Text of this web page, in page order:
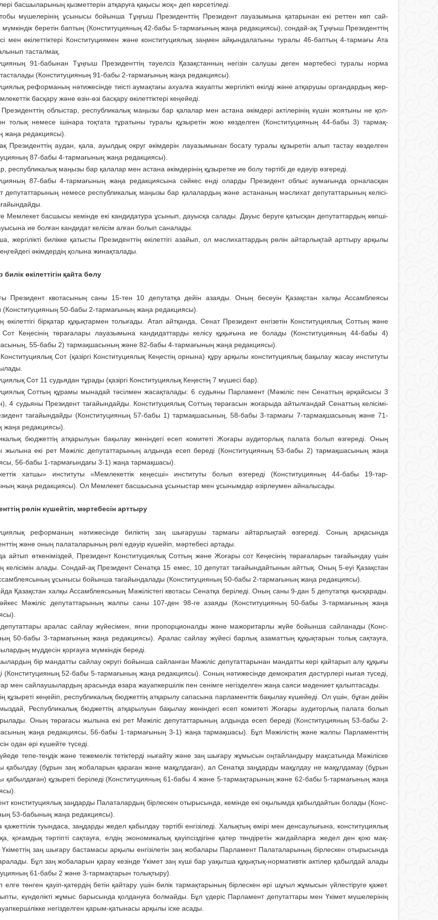
басшы­ларының қызметтерін атқаруға қақысы жоқ» деп көрсетіледі.
мүшелерінің ұсы­нысы бойынша Тұңғыш Пре­зи­денттің Президент лауазымы­на қатарынан екі реттен көп сай­
беретін бап­тың (Конституцияның 42-бабы 5-тармағының жаңа редак­циясы), сондай-ақ Тұңғыш Пре­зи­денттің
мен өкілет­тіктері Конс­титуциямен және конс­титу­циялық заңмен айқында­ла­тыны туралы 46-баптың 4-тармағы Ата
тасталмақ.
91-бабынан Тұңғыш Прези­денттің тәуелсіз Қазақстанның негі­зін салушы деген мәртебесі туралы нор­ма
(Конституция­ның 91-бабы 2-тармағының жаңа редакциясы).
реформаның нәти­жесінде тиісті аумақтағы ахуал­ға жауапты жер­гілікті өкілді және атқарушы орган­дардың жер­
басқару және өзін-өзі басқару өкілеттіктері кеңейеді.
облыстар, рес­пуб­ликалық маңызы бар қалалар мен астана әкімдері актілерінің күшін жоятыны не қол­
толық немесе ішін­ара тоқтата тұратыны тура­лы құзыретін жою көзделген (Конс­титуцияның 44-бабы 3) тармақ­
жаңа редакциясы).
Президенттің аудан, қала, ауылдық округ әкім­дерін лауазымынан босату туралы құзыретін алып тастау көзделген
87-бабы 4-тар­мағының жаңа редакциясы).
республикалық маңызы бар қалалар мен астана әкімдерінің құзыретке ие болу тәртібі де едәуір өзгереді.
87-бабы 4-тармағы­ның жаңа редакциясына сәйкес енді олар­ды Президент облыс аумағында орналас­қан
депутаттарының немесе респуб­ликалық маңызы бар қа­лалардың және астананың мәс­лихат депутаттарының келісі­
Мемлекет басшысы кемінде екі кандидатура ұсы­нып, дауысқа салады. Дауыс беру­ге қатысқан депутаттардың көпші­
ие болған кандидат келісім алған болып саналады.
жергілікті билікке қатыс­ты Президенттің өкілеттігі азайып, ол мәслихаттардың рөлін айтарлықтай арттыру арқылы
әкімдер­дің қолына жинақталады.
билік өкілеттігін қайта бөлу
Президент квота­сы­ның саны 15-тен 10 депутатқа дейін азаяды. Оның бесеуін Қазақстан халқы Ассам­блея­сы
50-бабы 2-тармағының жаңа редакциясы).
өкілеттігі бірқатар құқық­тармен толығады. Атап айтқан­да, Сенат Президент енгізетін Конститу­ция­лық Соттың және
Кеңесі­нің төрағалары лауазымына канди­дат­тарды келісу құқығына ие болады (Конс­титу­цияның 44-бабы 4)
55-бабы 2) тармақшасының және 82-бабы 4-тармағының жаңа редакциясы).
Сот (қазіргі Конституциялық Кеңестің орнына) құру арқылы конституциялық бақылау жасау институты
Сот 11 судьядан тұрады (қазіргі Консти­туциялық Кеңестің 7 мүшесі бар).
Соттың құрамы мы­на­дай тәсілмен жасақ­тала­ды: 6 судьяны Пар­ламент (Мәжі­ліс пен Сенаттың әр­қай­сы­сы 3
4 судьяны Пре­зидент тағайындайды. Консти­ту­ция­­лық Сот­тың төрағасын жоға­ры­­да айтыл­ған­дай Сенат­тың келісі­мі­
таға­­­йын­­дайды (Конс­титуцияның 57-бабы 1) тар­мақшасының, 58-бабы 3-тар­мағы 7-тармақшасының және 71-
жаңа редакциясы).
бюджеттің атқары­луын бақылау жөніндегі есеп комитеті Жоғары аудиторлық палата болып өзгере­ді. Оның
жылына екі рет Мәжіліс депутаттарының алдында есеп береді (Конс­титуцияның 53-бабы 2) тармақ­шасы­ның жаңа
56-бабы 1-тар­мағындағы 3-1) жаңа тармақшасы).
хатшы» инс­титуты «Мемлекеттік кеңесші» инс­титуты болып өзгереді (Конс­титуцияның 44-бабы 19-тар­
жаңа редакциясы). Ол Мемлекет басшысына ұсы­ныстар мен ұсынымдар әзір­леумен айналысады.
рөлін күшейтіп, мәртебесін арттыру
реформаның нәти­жесінде биліктің заң шығару­шы тармағы айтарлықтай өзгереді. Соның арқасында
және оның палаталарының рөлі едәуір күшейіп, мәртебесі артады.
айтып өткеніміздей, Пре­зи­дент Конституциялық Сот­тың және Жоғары сот Кеңесінің төр­ағаларын таға­йын­дау үшін
келісімін ала­ды. Сондай-ақ Президент Сенатқа 15 емес, 10 де­путат тағайындайтынын айт­тық. Оның 5-еуі Қазақстан
ұсынысы бо­йын­­ша тағайын­далады (Конс­ти­туцияның 50-бабы 2-тар­мағының жаңа редакциясы).
Қазақстан халқы Ассам­б­леясының Мәжілістегі кво­тасы Сенатқа беріледі. Оның саны 9-дан 5 депу­татқа қысқа­рады.
Мәжіліс депутат­тары­­ның жалпы саны 107-ден 98-ге азаяды (Конституцияның 50-бабы 3-тармағының жаңа
депутаттары аралас сайлау жүйесімен, яғни про­по­р­­ционалды және мажоритар­лы жүйе бойынша сайланады (Конс­
50-бабы 3-тар­мағының жаңа редакциясы). Аралас сайлау жүйесі барлық азамат­тың құқықтарын толық сақ­­тауға,
мүдде­сін қор­ғауға мүмкіндік береді.
бір мандатты сайлау округі бойынша сайланған Мәжіліс депутат­тарынан мандатты кері қайтарып алу құқығы
(Конституцияның 52-бабы 5-тармағының жаңа редакция­сы). Соның нәтижесінде демократия дәстүрлері нығая түседі,
мен сайлаушылардың арасында өзара жауапкершілік пен сенімге негізделген жаңа саяси мәдениет қалыптасады.
құзыреті кеңейіп, рес­публикалық бюджеттің ат­қарылу сапасына парламенттік бақылау күшейеді. Ол үшін, бұған дейін
Респуб­ликалық бюджеттің атқарылуын бақы­лау жөніндегі есеп комитеті Жо­ғары аудиторлық палата болып
Оның төрағасы жылына екі рет Мәжіліс депутаттарының ал­дын­да есеп береді (Конституцияның 53-бабы 2-
жаңа редакция­сы, 56-бабы 1-тармағының 3-1) жаңа тар­мақ­шасы). Бұл Мәжі­лістің және жалпы Парла­менттің
одан әрі күшейте түседі.
тепе-теңдік және теже­мелік тетіктерді нығайту және заң шығару жұ­мы­сын оң­тайландыру мақ­сатында Мәжі­ліске
қабыл­­дау (бұрын заң жобаларын қара­ған және мақұлдаған), ал Сенатқа заң­дарды мақұлдау не мақұл­дамау (бұрын
қабылдаған) құзы­реті бері­леді (Конституцияның 61-бабы 4 және 5-тар­мақтарының және 62-бабы 5-тар­мағының жаңа
конституциялық заңдарды Палаталардың бірлескен отырысында, кемінде екі оқы­лым­да қабылдайтын болады (Конс­
53-бабының жаңа редакциясы).
туындаса, заң­дарды жедел қабылдау тәртібі енгізіледі. Халықтың өмірі мен денсаулығына, конституциялық
қоғамдық тәртіпті сақтауға, елдің экономикалық қауіп­сіздігіне қатер төндіретін жағ­дайларға жедел ден қою мақ­
заң шығару баста­масы арқылы енгізілетін заң жобалары Парламент Палата­ларының бірлескен отырысында
Бұл заң жобаларын қарау кезінде Үкімет заң күші бар уақытша құқықтық-нормативтік актілер қабылдай алады
61-бабы 2 және 3-тармақтарын толықтыру).
елге төнген қауіп-қатердің бетін қайтару үшін билік тармақтарының бірлес­кен әрі шұғыл жұмысын үйлес­тіруге қажет.
күн­де­лікті жұмыс барысында қол­дану­ға болмайды. Бұл үдеріс Пар­ламент депутаттары мен Үкі­мет мүшелерінің
негізделген қарым-қаты­насы арқылы іске асады.